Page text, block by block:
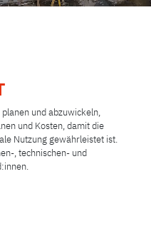
und abzuwickeln,
und Kosten, damit die
Nutzung gewährleistet ist.
, technischen- und